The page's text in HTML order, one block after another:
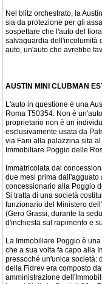
Nel blitz orchestrato, la
sia da protezione per gli
sospettare che l'auto del
salvaguardia dell'incolumità
auto, un'auto che avrebbe
AUSTIN MINI CLUBMAN
L'auto in questione è una
Roma T50354. Non è
proprietario non è un
esclusivamente usata da
via Fani alla palazzina sita
Immobiliare Poggio delle
Immatricolata dal
due mesi prima dall'agguato
concessionario alla Poggio
Si tratta di una società
funzionario del Ministero
(Gero Grassi, durante la
d'inchiesta sul rapimento e
La Immobiliare Poggio è
che a sua volta fa capo alla
pressoché un'unica società:
della Fidrev era composto
amministrazione